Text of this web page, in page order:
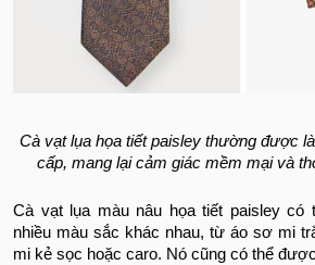
Cà vạt lụa họa tiết paisley thường được
cấp, mang lại cảm giác mềm mại và
Cà vạt lụa màu nâu họa tiết paisley
nhiều màu sắc khác nhau, từ áo sơ mi
mi kẻ sọc hoặc caro. Nó cũng có thể